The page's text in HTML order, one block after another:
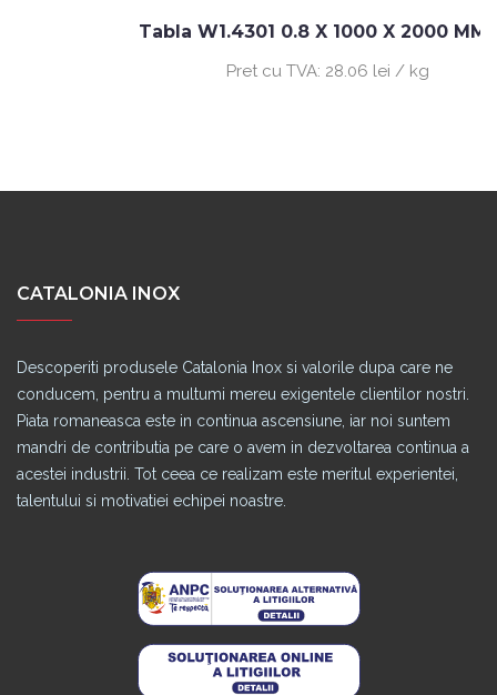
Tabla W1.4301 0.8 X 1000 X 2000 MM 2B
Pret cu TVA:28.06 lei / kg
CATALONIA INOX
Descoperiti produsele Catalonia Inox si valorile dupa care ne
conducem, pentru a multumi mereu exigentele clientilor nostri.
Piata romaneasca este in continua ascensiune, iar noi suntem
mandri de contributia pe care o avem in dezvoltarea continua a
acestei industrii. Tot ceea ce realizam este meritul experientei,
talentului si motivatiei echipei noastre.